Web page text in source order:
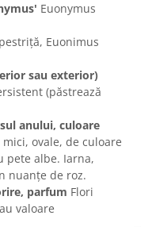
Euonymus
Euonimus
sau exterior)
(păstrează
anului, culoare
ovale, de culoare
pete albe. Iarna,
nuanțe de roz.
parfum Flori
valoare